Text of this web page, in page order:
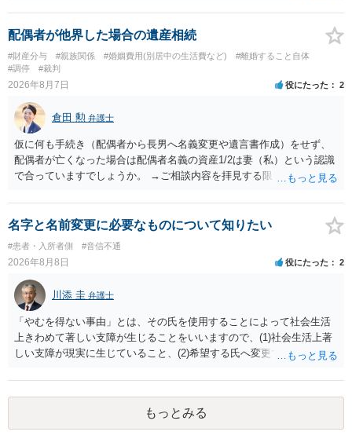
来なかった事情の変更により双方協議の上増減出来る」と「通知義務
に勤務先」が含まれているので、私に収入が入った事は相手に通知が
行く事になり、上記のような文言が無くても養育費の見直しは適宜出
来るかと思うのですが違うのでしょうか？との点はそのとおりかと思
います。養育費は事情の変更があった場合に変更するので毎年見直す
配偶者が他界した場合の遺産相続
#財産分与 #親族関係 #婚姻費用(別居中の生活費など)
#離婚すること自体
#調停
#裁判
2026年8月7日 役にたった 2
倉田 勲 弁護士
仮に何も手続き（配偶者から長男へ名義変更や遺言書作成）をせず、
配偶者が亡くなった場合は配偶者名義の資産1/2は妻（私）という認識
で合っていますでしょうか。 →ご相談内容を拝見する限りでは、その
完全に所有する場合は、他の相続人に対して自宅の評価額の１/２の代
償金の支払いが必要になります。
名字と名前変更に必要なものについて知りたい
#患者・入所者側 #音信不通
2026年8月8日 役にたった 2
川添 圭 弁護士
「やむを得ない事由」とは、その氏を使用することによって社会生活
上きわめて著しい支障が生じることをいいますので、(1)社会生活上著
しい支障が現実に生じていること、(2)希望する氏へ変更できればその
できるかどうかがポイントです。 記録中に現れた一切の事情が判断対
象ですので、上記(1)と(2)を説明できる資料は全て（ただし理路整然
に）提出することが必要になります。「フラッシュバック」とのこと
なので、例えば、医学上確立されているPTSDの診断基準に合致した説
もっとみる